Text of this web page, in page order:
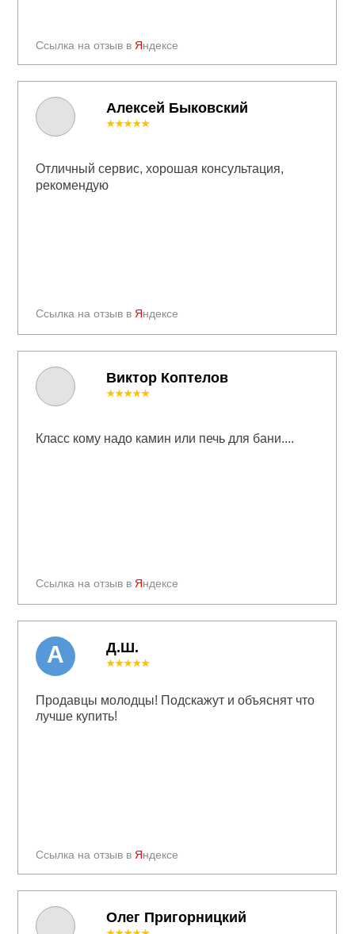
Ссылка на отзыв в Яндексе
Алексей Быковский
Ссылка на отзыв в Яндексе
★★★★★
Отличный сервис, хорошая консультация,
рекомендую
Олег Пригорницкий
Ссылка на отзыв в Яндексе
★★★★★
Класс кому надо камин или печь для бани....
Д.Ш.
Ссылка на отзыв в Яндексе
★★★★★
Продавцы молодцы! Подскажут и объяснят что
лучше купить!
А
Виктор Коптелов